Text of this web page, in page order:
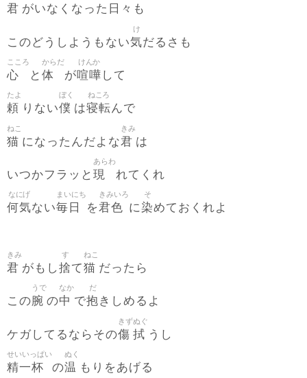
君 がいなくなった 日々 も
このどうしようもない気
け
だるさも
心
こころ
と 体
からだ
が喧嘩
けんか
して
頼
たよ
りない僕
ぼく
は寝転
ねころ
んで
猫
ねこ
になったんだよな君
きみ
は
いつかフラッと 現
あらわ
れてくれ
何気
なにげ
ない毎日
まいにち
を君色
きみいろ
に染
そ
めておくれよ
君
きみ
がもし捨
す
て猫
ねこ
だったら
この腕
うで
の中
なか
で抱
だ
きしめるよ
ケガしてるならその傷
きず
拭
ぬぐ
うし
精一杯
せいいっぱい
の温
ぬく
もりをあげる